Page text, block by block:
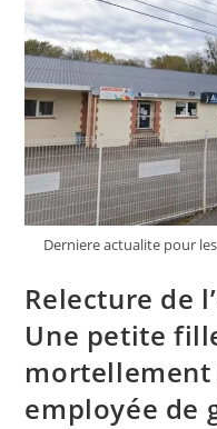
Va
Le
M
Derniere actualite pour
Relecture de
Une petite
mortellement
employée de